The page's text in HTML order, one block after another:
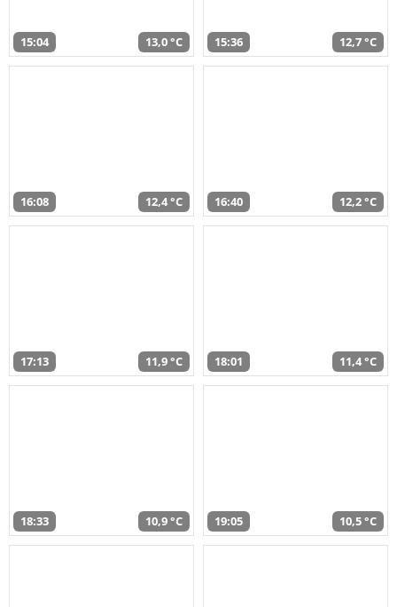
15:04 13,0 °C 15:36 12,7 °C
16:08 12,4 °C 16:40 12,2 °C
17:13 11,9 °C 18:01 11,4 °C
18:33 10,9 °C 19:05 10,5 °C